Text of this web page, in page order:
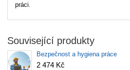
práci.
Související produkty
Bezpečnost a hygiena práce
2 474 Kč